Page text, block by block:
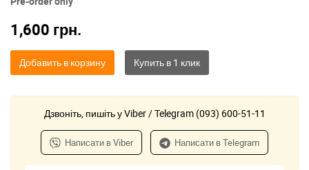
1,600 грн.
Добавить в корзину
Дзвоніть, пишіть у Viber / Telegram (093) 600-51-11
Написати в Viber Написати в Telegram